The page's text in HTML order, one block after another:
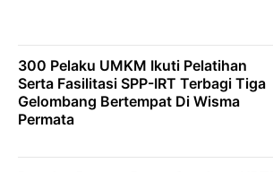
300 Pelaku UMKM Ikuti Pelatihan
Serta Fasilitasi SPP-IRT Terbagi Tiga
Gelombang Bertempat Di Wisma
Permata